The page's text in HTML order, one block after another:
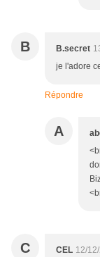
B B.secret
je l'adore
Répondre
A
C CEL 12/